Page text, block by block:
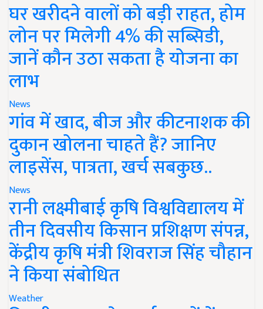
घर खरीदने वालों को बड़ी राहत, होम
लोन पर मिलेगी 4% की सब्सिडी,
जानें कौन उठा सकता है योजना का
लाभ
News
गांव में खाद, बीज और कीटनाशक की
दुकान खोलना चाहते हैं? जानिए
लाइसेंस, पात्रता, खर्च सबकुछ..
News
रानी लक्ष्मीबाई कृषि विश्वविद्यालय में
तीन दिवसीय किसान प्रशिक्षण संपन्न,
केंद्रीय कृषि मंत्री शिवराज सिंह चौहान
ने किया संबोधित
Weather